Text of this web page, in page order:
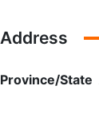
Address
Province/State